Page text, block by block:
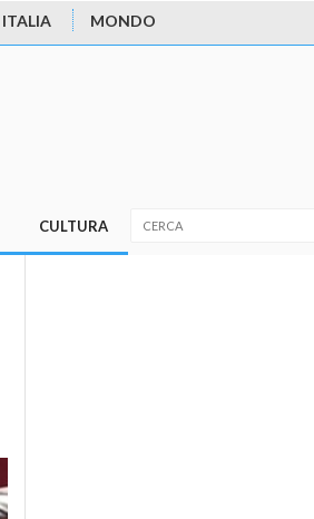
ITALIA MONDO
CULTURA